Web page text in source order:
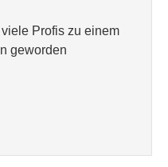
Profis zu einem
geworden